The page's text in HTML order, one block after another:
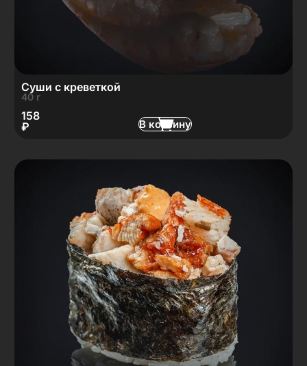
Суши с креветкой
40 г
158
₽
В корзину